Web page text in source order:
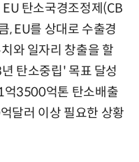
탄소국경조정제(CB
, EU를 상대로 수출경
와 일자리 창출을 할
탄소중립' 목표 달성
억3500억톤 탄소배출
달러 이상 필요한 상황